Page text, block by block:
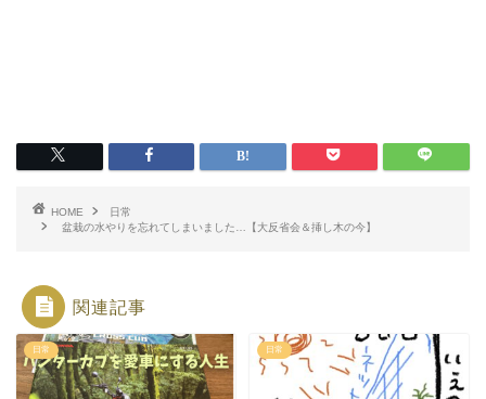
HOME
日常
盆栽の水やりを忘れてしまいました…【大反省会＆挿し木の今】
関連記事
日常 日常